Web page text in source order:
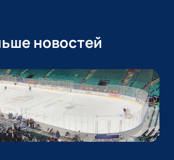
новостей